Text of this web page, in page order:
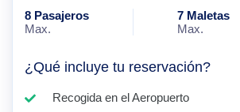
8 Pasajeros
Max.
7 Maletas
Max.
¿Qué incluye tu reservación?
Recogida en el Aeropuerto